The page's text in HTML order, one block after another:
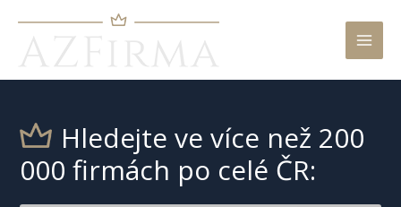
Hledejte ve více než 200
000 firmách po celé ČR: